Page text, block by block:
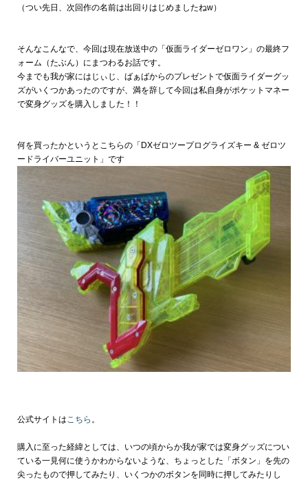
（つい先日、次回作の名前は出回りはじめましたねw）
そんなこんなで、今回は現在放送中の「仮面ライダーゼロワン」の最終フ
ォーム（たぶん）にまつわるお話です。
今までも我が家にはじぃじ、ばぁばからのプレゼントで仮面ライダーグッ
ズがいくつかあったのですが、満を辞して今回は私自身がポケットマネー
で変身グッズを購入しました！！
何を買ったかというとこちらの「DXゼロツープログライズキー & ゼロツ
ードライバーユニット」です
公式サイトは こちら 。
購入に至った経緯としては、いつの頃からか我が家では変身グッズについ
ている一見何に使うかわからないような、ちょっとした「ボタン」を先の
尖ったもので押してみたり、いくつかのボタンを同時に押してみたりし